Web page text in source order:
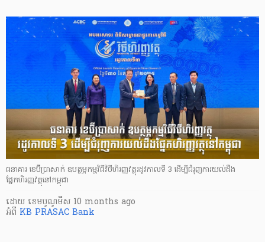
ធនាគារ ខេប៊ីប្រាសាក់ ឧបត្ថម្ភកម្មវិធីវិថីហិរញ្ញវត្ថុរដូវកាលទី 3 ដើម្បីជំរុញការយល់ដឹង
ផ្នែកហិរញ្ញវត្ថុនៅកម្ពុជា
ដោយ ​ ខេមបូណូមីស 10 months ago
អំពី KB PRASAC Bank